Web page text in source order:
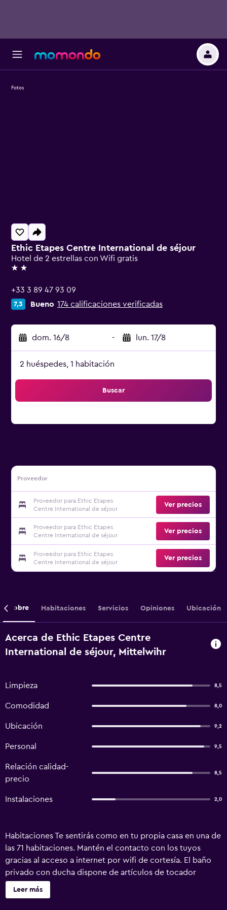
Ethic Etapes Centre International de séjour
Hotel de 2 estrellas con Wifi gratis
2 estrellas
+33 3 89 47 93 09
7,3 Bueno 174 calificaciones verificadas
dom. 16/8 - lun. 17/8
2 huéspedes, 1 habitación
Buscar
Proveedor
Proveedor para Ethic Etapes
Centre International de séjour
Ver precios
Proveedor para Ethic Etapes
Centre International de séjour
Ver precios
Proveedor para Ethic Etapes
Centre International de séjour
Ver precios
Fotos
Sobre Habitaciones Servicios Opiniones Ubicación
Acerca de Ethic Etapes Centre
International de séjour, Mittelwihr
Limpieza 8,5
Comodidad 8,0
Ubicación 9,2
Personal 9,5
Relación calidad-
precio
8,5
Instalaciones 2,0
Habitaciones Te sentirás como en tu propia casa en una de
las 71 habitaciones. Mantén el contacto con los tuyos
gracias al acceso a internet por wifi de cortesía. El baño
privado con ducha dispone de artículos de tocador
gratuitos y secador de pelo. Las comodidades incluyen
escritorio, además de un servicio de limpieza disponible
Leer más